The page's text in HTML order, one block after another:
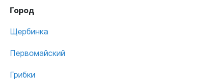
Город
Щербинка
Первомайский
Грибки